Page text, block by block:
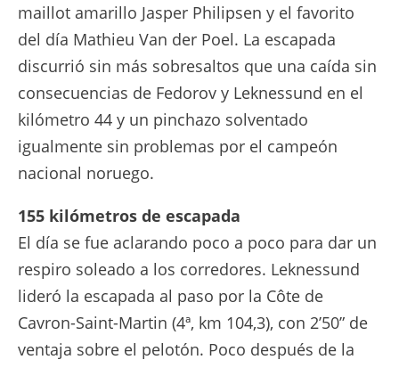
maillot amarillo Jasper Philipsen y el favorito
del día Mathieu Van der Poel. La escapada
discurrió sin más sobresaltos que una caída sin
consecuencias de Fedorov y Leknessund en el
kilómetro 44 y un pinchazo solventado
igualmente sin problemas por el campeón
nacional noruego.
155 kilómetros de escapada
El día se fue aclarando poco a poco para dar un
respiro soleado a los corredores. Leknessund
lideró la escapada al paso por la Côte de
Cavron-Saint-Martin (4ª, km 104,3), con 2’50” de
ventaja sobre el pelotón. Poco después de la